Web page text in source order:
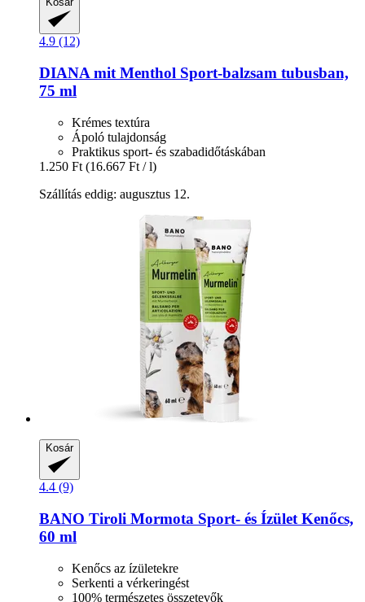
4.9 (12)
DIANA mit Menthol Sport-​balzsam tubusban,
75 ml
Krémes textúra
Ápoló tulajdonság
Praktikus sport- és szabadidőtáskában
1.250 Ft (16.667 Ft / l)
Szállítás eddig: augusztus 12.
Kosár
4.4 (9)
BANO Tiroli Mormota Sport-​ és Ízület Kenőcs,
60 ml
Kenőcs az ízületekre
Serkenti a vérkeringést
100% természetes összetevők